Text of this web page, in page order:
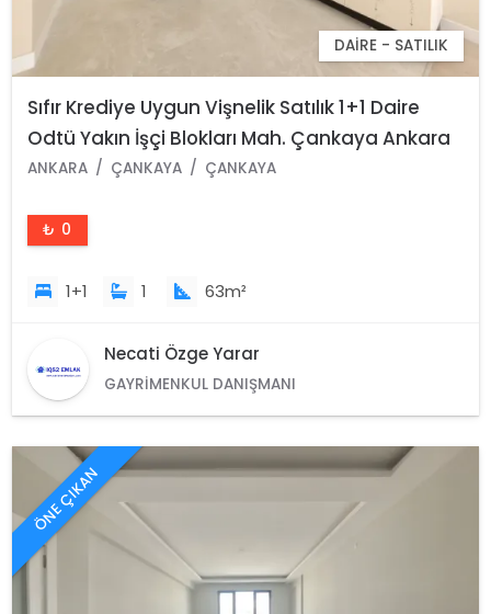
DAIRE - SATILIK
Sıfır Krediye Uygun Vişnelik Satılık 1+1 Daire
Odtü Yakın İşçi Blokları Mah. Çankaya Ankara
ANKARA ÇANKAYA ÇANKAYA
₺ 0
1+1 1 63m²
Necati Özge Yarar
GAYRIMENKUL DANIŞMANI
ÖNE ÇIKAN